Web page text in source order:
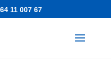
11 007 67